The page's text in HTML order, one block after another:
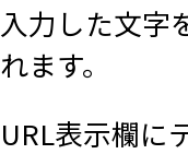
入力した文字
れます。
URL表示欄に